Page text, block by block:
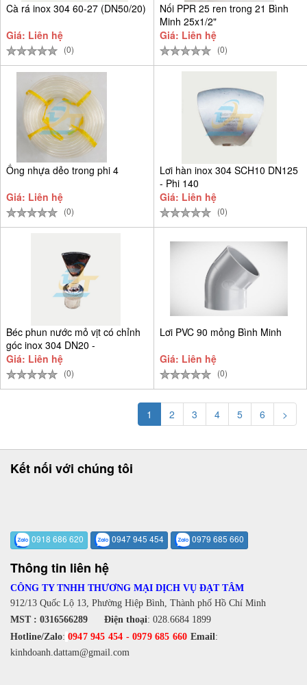
Cà rá inox 304 60-27 (DN50/20)
Giá: Liên hệ
(0)
Nối PPR 25 ren trong 21 Bình
Minh 25x1/2"
Giá: Liên hệ
(0)
Ống nhựa dẻo trong phi 4
Giá: Liên hệ
(0)
Lơi hàn inox 304 SCH10 DN125
- Phi 140
Giá: Liên hệ
(0)
Béc phun nước mỏ vịt có chỉnh
góc inox 304 DN20 -
Giá: Liên hệ
(0)
Lơi PVC 90 mỏng Bình Minh
Giá: Liên hệ
(0)
1 2 3 4 5 6 >
Kết nối với chúng tôi
0918 686 620 0947 945 454 0979 685 660
Thông tin liên hệ
CÔNG TY TNHH THƯƠNG MẠI DỊCH VỤ ĐẠT TÂM
912/13 Quốc Lộ 13, Phường Hiệp Bình, Thành phố Hồ Chí Minh
MST : 0316566289 Điện thoại: 028.6684 1899
Hotline/Zalo: 0947 945 454 -0979 685 660 Email:
kinhdoanh.dattam@gmail.com